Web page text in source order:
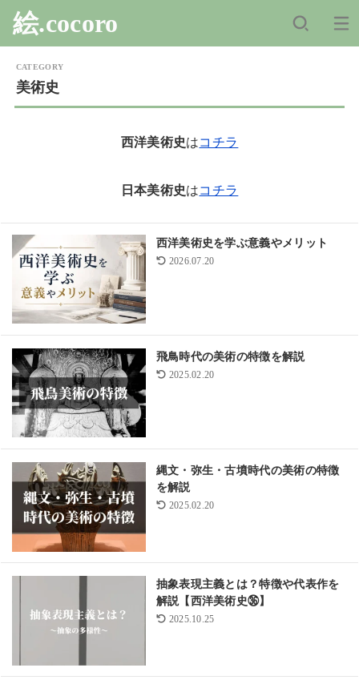
絵.cocoro
美術史
西洋美術史はコチラ
日本美術史はコチラ
西洋美術史を学ぶ意義やメリット
2026.07.20
飛鳥時代の美術の特徴を解説
2025.02.20
縄文・弥生・古墳時代の美術の特徴
を解説
2025.02.20
抽象表現主義とは？特徴や代表作を
解説【西洋美術史㊱】
2025.10.25